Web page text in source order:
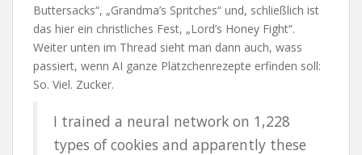
Buttersacks“, „Grandma’s Spritches“ und, schließlich ist
das hier ein christliches Fest, „Lord’s Honey Fight“.
Weiter unten im Thread sieht man dann auch, wass
passiert, wenn AI ganze Plätzchenrezepte erfinden soll:
So. Viel. Zucker.
I trained a neural network on 1,228
types of cookies and apparently these